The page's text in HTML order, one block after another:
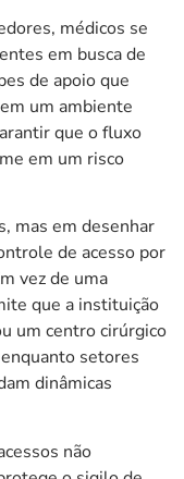
médicos se
em busca de
de apoio que
um ambiente
que o fluxo
em um risco
mas em desenhar
de acesso por
vez de uma
que a instituição
um centro cirúrgico
setores
dinâmicas
não